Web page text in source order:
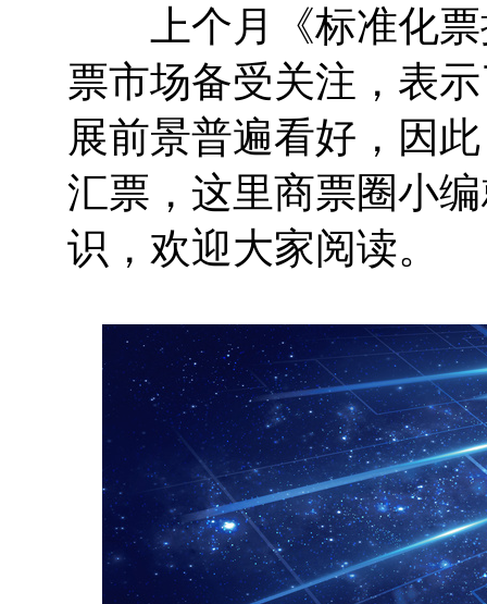
上个月《标准化票
票市场备受关注，表
展前景普遍看好，因
汇票，这里商票圈小
识，欢迎大家阅读。